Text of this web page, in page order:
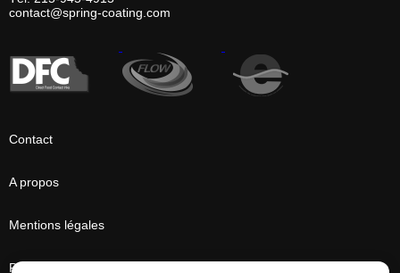
contact@spring-coating.com
Contact
A propos
Mentions légales
Plan du site